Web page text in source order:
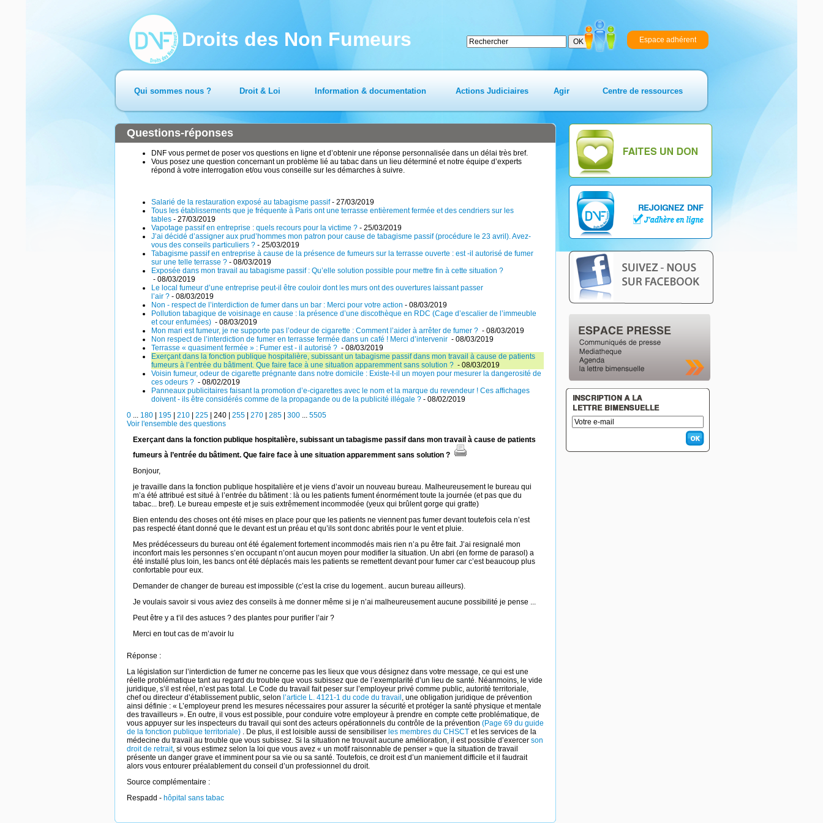
Droits des Non Fumeurs Espace adhérent
Qui sommes nous ? Droit & Loi Information & documentation Actions Judiciaires Agir Centre de ressources
DNF vous permet de poser vos questions en ligne et d’obtenir une réponse personnalisée dans un délai très bref.
Vous posez une question concernant un problème lié au tabac dans un lieu déterminé et notre équipe d’experts
répond à votre interrogation et/ou vous conseille sur les démarches à suivre.
Questions-réponses
Salarié de la restauration exposé au tabagisme passif- 27/03/2019
Tous les établissements que je fréquente à Paris ont une terrasse entièrement fermée et des cendriers sur les
tables - 27/03/2019
Vapotage passif en entreprise : quels recours pour la victime ? - 25/03/2019
J’ai décidé d’assigner aux prud’hommes mon patron pour cause de tabagisme passif (procédure le 23 avril). Avez-
vous des conseils particuliers ? - 25/03/2019
Tabagisme passif en entreprise à cause de la présence de fumeurs sur la terrasse ouverte : est -il autorisé de fumer
sur une telle terrasse ? - 08/03/2019
Exposée dans mon travail au tabagisme passif : Qu’elle solution possible pour mettre fin à cette situation ?
- 08/03/2019
Le local fumeur d’une entreprise peut-il être couloir dont les murs ont des ouvertures laissant passer
l’air ? - 08/03/2019
Non - respect de l’interdiction de fumer dans un bar : Merci pour votre action - 08/03/2019
Pollution tabagique de voisinage en cause : la présence d’une discothèque en RDC (Cage d’escalier de l’immeuble
et cour enfumées) - 08/03/2019
Mon mari est fumeur, je ne supporte pas l’odeur de cigarette : Comment l’aider à arrêter de fumer ? - 08/03/2019
Non respect de l’interdiction de fumer en terrasse fermée dans un café ! Merci d’intervenir - 08/03/2019
Terrasse « quasiment fermée » : Fumer est - il autorisé ? - 08/03/2019
Exerçant dans la fonction publique hospitalière, subissant un tabagisme passif dans mon travail à cause de patients
fumeurs à l’entrée du bâtiment. Que faire face à une situation apparemment sans solution ? - 08/03/2019
Voisin fumeur, odeur de cigarette prégnante dans notre domicile : Existe-t-il un moyen pour mesurer la dangerosité de
ces odeurs ? - 08/02/2019
Panneaux publicitaires faisant la promotion d’e-cigarettes avec le nom et la marque du revendeur ! Ces affichages
doivent - ils être considérés comme de la propagande ou de la publicité illégale ? - 08/02/2019
0 ... 180 195 210 225 240 255 270 285 300 ... 5505
Voir l'ensemble des questions
Exerçant dans la fonction publique hospitalière, subissant un tabagisme passif dans mon travail à cause de patients
fumeurs à l’entrée du bâtiment. Que faire face à une situation apparemment sans solution ?
Bonjour,
je travaille dans la fonction publique hospitalière et je viens d’avoir un nouveau bureau. Malheureusement le bureau qui
m’a été attribué est situé à l’entrée du bâtiment : là ou les patients fument énormément toute la journée (et pas que du
tabac... bref). Le bureau empeste et je suis extrêmement incommodée (yeux qui brûlent gorge qui gratte)
Bien entendu des choses ont été mises en place pour que les patients ne viennent pas fumer devant toutefois cela n’est
pas respecté étant donné que le devant est un préau et qu’ils sont donc abrités pour le vent et pluie.
Mes prédécesseurs du bureau ont été également fortement incommodés mais rien n’a pu être fait. J’ai resignalé mon
inconfort mais les personnes s’en occupant n’ont aucun moyen pour modifier la situation. Un abri (en forme de parasol) a
été installé plus loin, les bancs ont été déplacés mais les patients se remettent devant pour fumer car c’est beaucoup plus
confortable pour eux.
Demander de changer de bureau est impossible (c’est la crise du logement.. aucun bureau ailleurs).
Je voulais savoir si vous aviez des conseils à me donner même si je n’ai malheureusement aucune possibilité je pense ...
Peut être y a t’il des astuces ? des plantes pour purifier l’air ?
Merci en tout cas de m’avoir lu
Réponse :
La législation sur l’interdiction de fumer ne concerne pas les lieux que vous désignez dans votre message, ce qui est une
réelle problématique tant au regard du trouble que vous subissez que de l’exemplarité d’un lieu de santé. Néanmoins, le vide
juridique, s’il est réel, n’est pas total. Le Code du travail fait peser sur l’employeur privé comme public, autorité territoriale,
chef ou directeur d’établissement public, selon l’article L. 4121-1 du code du travail , une obligation juridique de prévention
ainsi définie : « L’employeur prend les mesures nécessaires pour assurer la sécurité et protéger la santé physique et mentale
des travailleurs ». En outre, il vous est possible, pour conduire votre employeur à prendre en compte cette problématique, de
vous appuyer sur les inspecteurs du travail qui sont des acteurs opérationnels du contrôle de la prévention (Page 69 du guide
de la fonction publique territoriale) . De plus, il est loisible aussi de sensibiliser les membres du CHSCT et les services de la
médecine du travail au trouble que vous subissez. Si la situation ne trouvait aucune amélioration, il est possible d’exercer son
droit de retrait, si vous estimez selon la loi que vous avez « un motif raisonnable de penser » que la situation de travail
présente un danger grave et imminent pour sa vie ou sa santé. Toutefois, ce droit est d’un maniement difficile et il faudrait
alors vous entourer préalablement du conseil d’un professionnel du droit.
Source complémentaire :
Respadd - hôpital sans tabac